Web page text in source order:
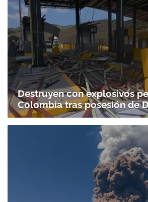
Destruyen con explosivos
Colombia tras posesión de